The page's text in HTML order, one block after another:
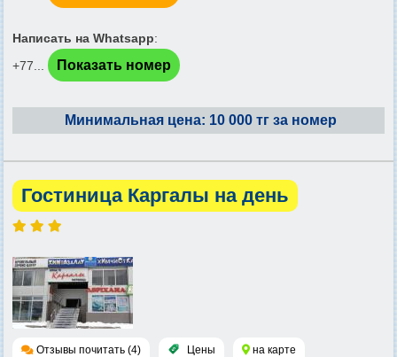
Написать на Whatsapp:
+77...
Показать номер
Минимальная цена: 10 000 тг за номер
Гостиница Каргалы на день
Отзывы почитать (4) Цены на карте